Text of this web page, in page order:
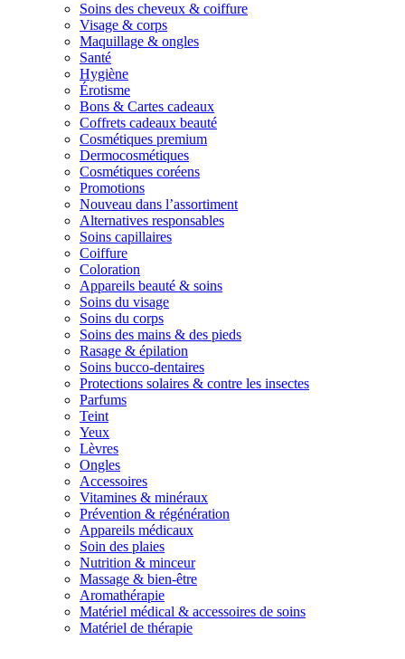
Soins des cheveux & coiffure
Visage & corps
Maquillage & ongles
Santé
Hygiène
Érotisme
Bons & Cartes cadeaux
Coffrets cadeaux beauté
Cosmétiques premium
Dermocosmétiques
Cosmétiques coréens
Promotions
Nouveau dans l’assortiment
Alternatives responsables
Soins capillaires
Coiffure
Coloration
Appareils beauté & soins
Soins du visage
Soins du corps
Soins des mains & des pieds
Rasage & épilation
Soins bucco-dentaires
Protections solaires & contre les insectes
Parfums
Teint
Yeux
Lèvres
Ongles
Accessoires
Vitamines & minéraux
Prévention & régénération
Appareils médicaux
Soin des plaies
Nutrition & minceur
Massage & bien-être
Aromathérapie
Matériel médical & accessoires de soins
Matériel de thérapie